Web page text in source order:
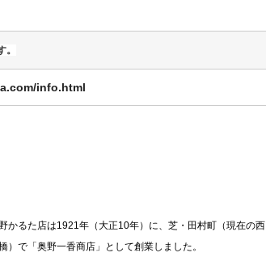
info.html
かるた店は1921年（大正10年）に、芝・田村町（現在の西
）で「奥野一香商店」として創業しました。